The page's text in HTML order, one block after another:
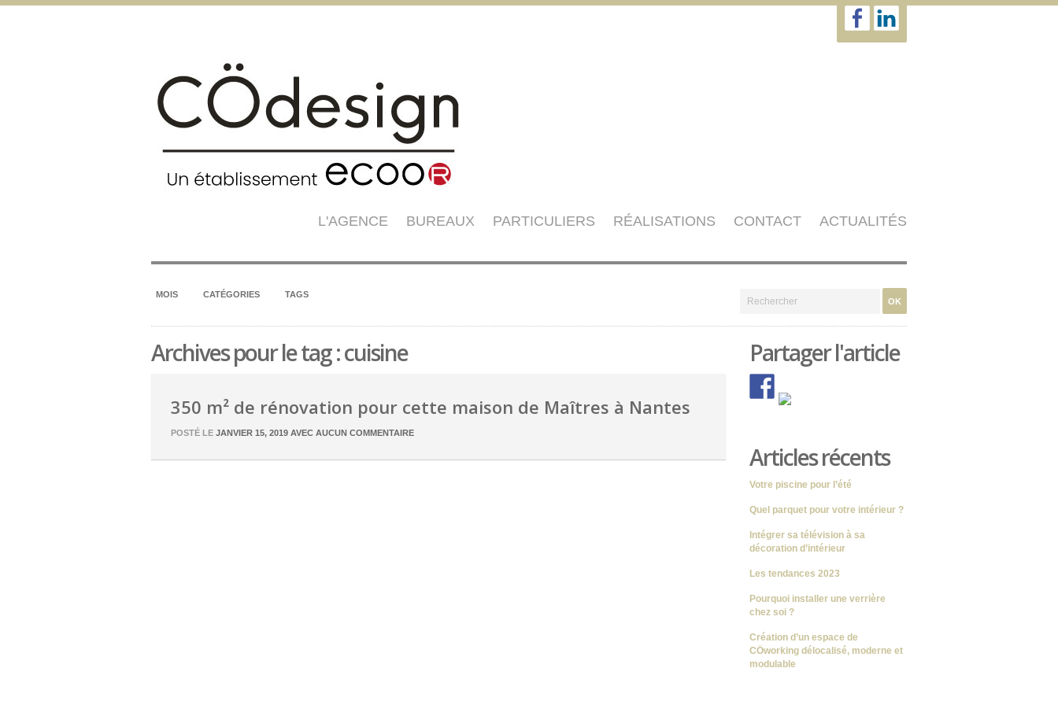
L'AGENCE BUREAUX PARTICULIERS RÉALISATIONS CONTACT ACTUALITÉS
MOIS CATÉGORIES TAGS
Archives pour le tag : cuisine
350 m² de rénovation pour cette maison de Maîtres à Nantes
POSTÉ LE JANVIER 15, 2019 AVEC AUCUN COMMENTAIRE
Partager l'article
Articles récents
Votre piscine pour l’été
Quel parquet pour votre intérieur ?
Intégrer sa télévision à sa
décoration d’intérieur
Les tendances 2023
Pourquoi installer une verrière
chez soi ?
Création d’un espace de
CÖworking délocalisé, moderne et
modulable